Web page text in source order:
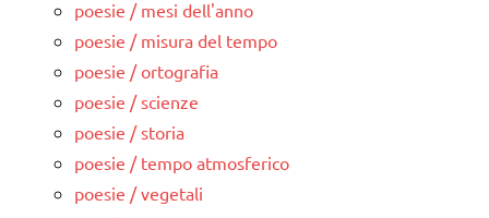
poesie / mesi dell'anno
poesie / misura del tempo
poesie / ortografia
poesie / scienze
poesie / storia
poesie / tempo atmosferico
poesie / vegetali